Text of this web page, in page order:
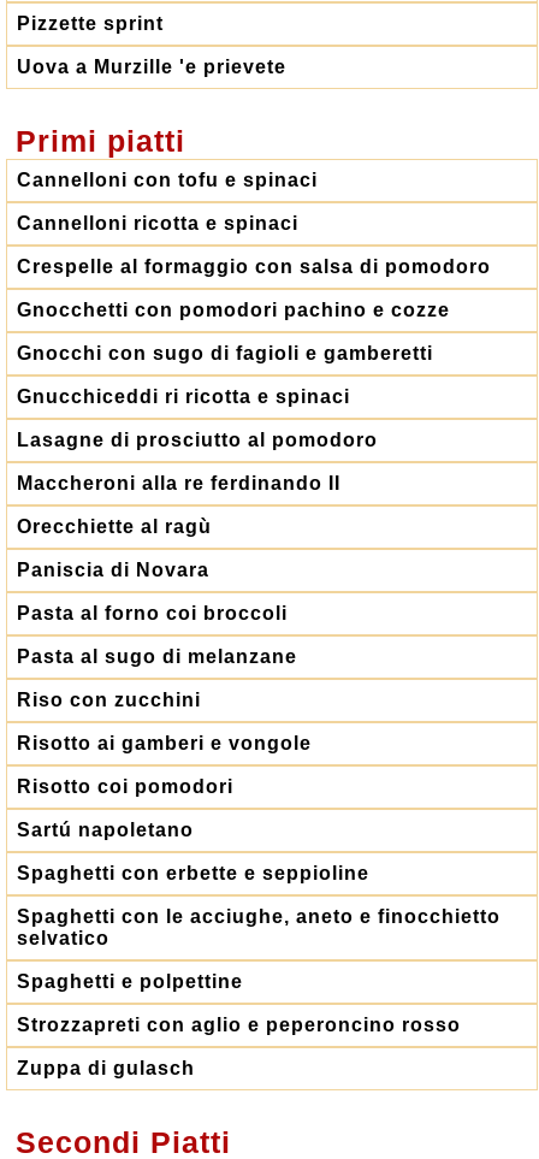
Pizzette sprint
Uova a Murzille 'e prievete
Primi piatti
Cannelloni con tofu e spinaci
Cannelloni ricotta e spinaci
Crespelle al formaggio con salsa di pomodoro
Gnocchetti con pomodori pachino e cozze
Gnocchi con sugo di fagioli e gamberetti
Gnucchiceddi ri ricotta e spinaci
Lasagne di prosciutto al pomodoro
Maccheroni alla re ferdinando II
Orecchiette al ragù
Paniscia di Novara
Pasta al forno coi broccoli
Pasta al sugo di melanzane
Riso con zucchini
Risotto ai gamberi e vongole
Risotto coi pomodori
Sartú napoletano
Spaghetti con erbette e seppioline
Spaghetti con le acciughe, aneto e finocchietto
selvatico
Spaghetti e polpettine
Strozzapreti con aglio e peperoncino rosso
Zuppa di gulasch
Secondi Piatti